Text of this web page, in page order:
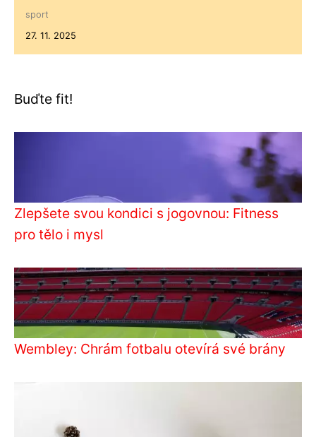
sport
27. 11. 2025
Buďte fit!
Zlepšete svou kondici s jogovnou: Fitness
pro tělo i mysl
Wembley: Chrám fotbalu otevírá své brány